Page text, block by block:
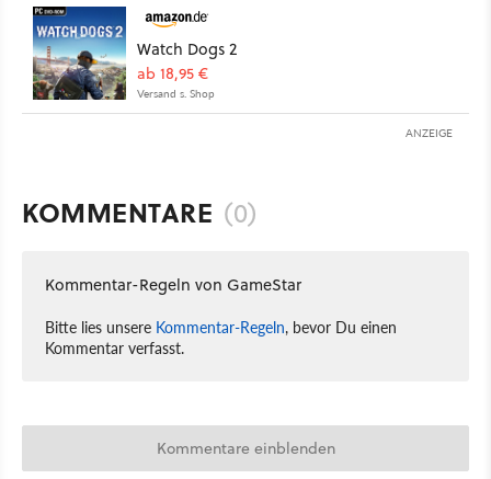
Watch Dogs 2
ab 18,95 €
Versand s. Shop
ANZEIGE
KOMMENTARE (0)
Kommentar-Regeln von GameStar
Bitte lies unsere Kommentar-Regeln, bevor Du einen
Kommentar verfasst.
Kommentare einblenden